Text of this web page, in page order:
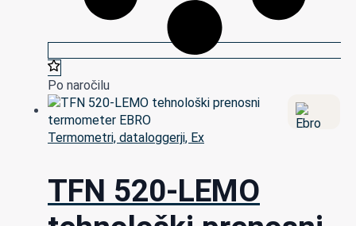
Po naročilu
Termometri, dataloggerji, Ex
TFN 520-LEMO